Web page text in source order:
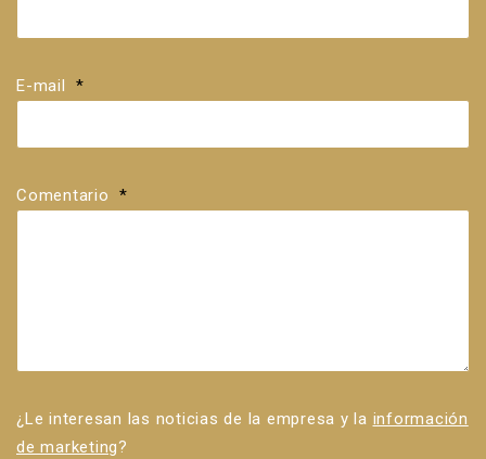
E-mail *
Comentario *
¿Le interesan las noticias de la empresa y la información
de marketing?